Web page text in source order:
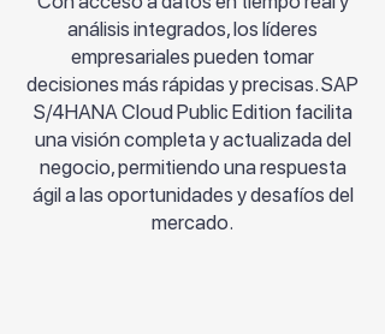
análisis integrados, los líderes
empresariales pueden tomar
decisiones más rápidas y precisas. SAP
S/4HANA Cloud Public Edition facilita
una visión completa y actualizada del
negocio, permitiendo una respuesta
ágil a las oportunidades y desafíos del
mercado.